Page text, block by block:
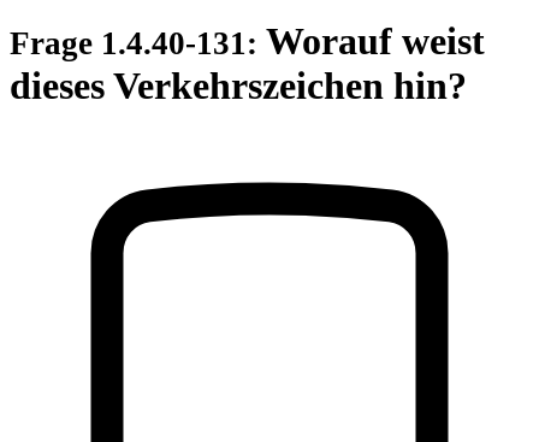
Frage 1.4.40-131: Worauf weist
dieses Verkehrszeichen hin?